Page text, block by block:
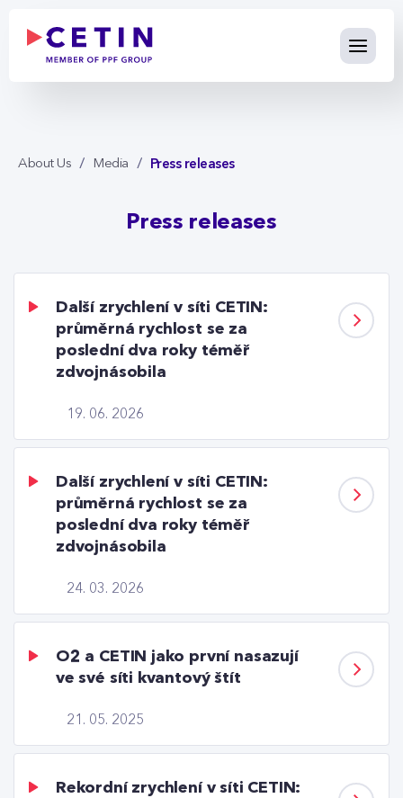
About Us Media Press releases
Press releases
19. 06. 2026
Další zrychlení v síti CETIN:
průměrná rychlost se za
poslední dva roky téměř
zdvojnásobila
24. 03. 2026
Další zrychlení v síti CETIN:
průměrná rychlost se za
poslední dva roky téměř
zdvojnásobila
21. 05. 2025
O2 a CETIN jako první nasazují
ve své síti kvantový štít
Rekordní zrychlení v síti CETIN: